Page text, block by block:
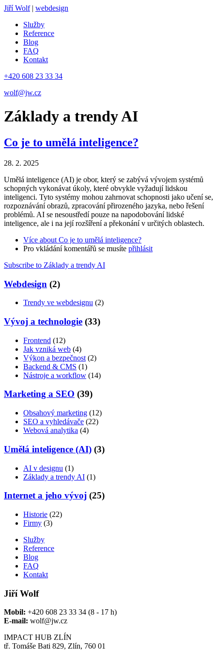
Jiří Wolf | webdesign
Služby
Reference
Blog
FAQ
Kontakt
+420 608 23 33 34
wolf@jw.cz
Základy a trendy AI
Co je to umělá inteligence?
28. 2. 2025
Umělá inteligence (AI) je obor, který se zabývá vývojem systémů
schopných vykonávat úkoly, které obvykle vyžadují lidskou
inteligenci. Tyto systémy mohou zahrnovat schopnosti jako učení se,
rozpoznávání obrazů, zpracování přirozeného jazyka, nebo řešení
problémů. AI se nesoustředí pouze na napodobování lidské
inteligence, ale i na její rozšíření a překonání v určitých oblastech.
Více about Co je to umělá inteligence?
Pro vkládání komentářů se musíte přihlásit
Subscribe to Základy a trendy AI
Webdesign (2)
Trendy ve webdesignu (2)
Vývoj a technologie (33)
Frontend (12)
Jak vzniká web (4)
Výkon a bezpečnost (2)
Backend & CMS (1)
Nástroje a workflow (14)
Marketing a SEO (39)
Obsahový marketing (12)
SEO a vyhledávače (22)
Webová analytika (4)
Umělá inteligence (AI) (3)
AI v designu (1)
Základy a trendy AI (1)
Internet a jeho vývoj (25)
Historie (22)
Firmy (3)
Služby
Reference
Blog
FAQ
Kontakt
Jiří Wolf
Mobil: +420 608 23 33 34 (8 - 17 h)
E-mail: wolf@jw.cz
IMPACT HUB ZLÍN
tř. Tomáše Bati 829, Zlín, 760 01